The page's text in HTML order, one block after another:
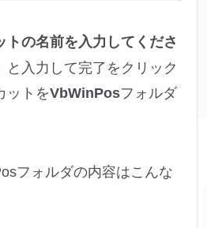
トの名前を入力してくださ
と入力して完了をクリック
ットをVbWinPosフォルダ
フォルダの内容はこんな